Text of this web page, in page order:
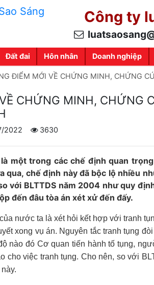
Công ty
Đất đai Hôn nhân Doanh nghiệp
ĐIỂM MỚI VỀ CHỨNG MINH, CHỨNG
CHỨNG MINH, CHỨNG
2022 3630
một trong các chế định quan
chế định này đã bộc lộ nhiều
với BLTTDS năm 2004 như quy
đến đâu tòa án xét xử đến đấy.
nước ta là xét hỏi kết hợp với tranh
xong vụ án. Nguyên tắc tranh tụng
nào đó Cơ quan tiến hành tố tụng,
cho việc tranh tụng. Cho nên, so với